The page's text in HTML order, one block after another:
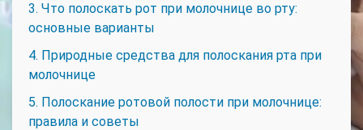
3. Что полоскать рот при молочнице во рту:
основные варианты
4. Природные средства для полоскания рта при
молочнице
5. Полоскание ротовой полости при молочнице:
правила и советы